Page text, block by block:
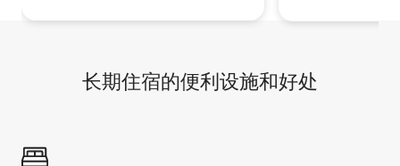
长期住宿的便利设施和好处